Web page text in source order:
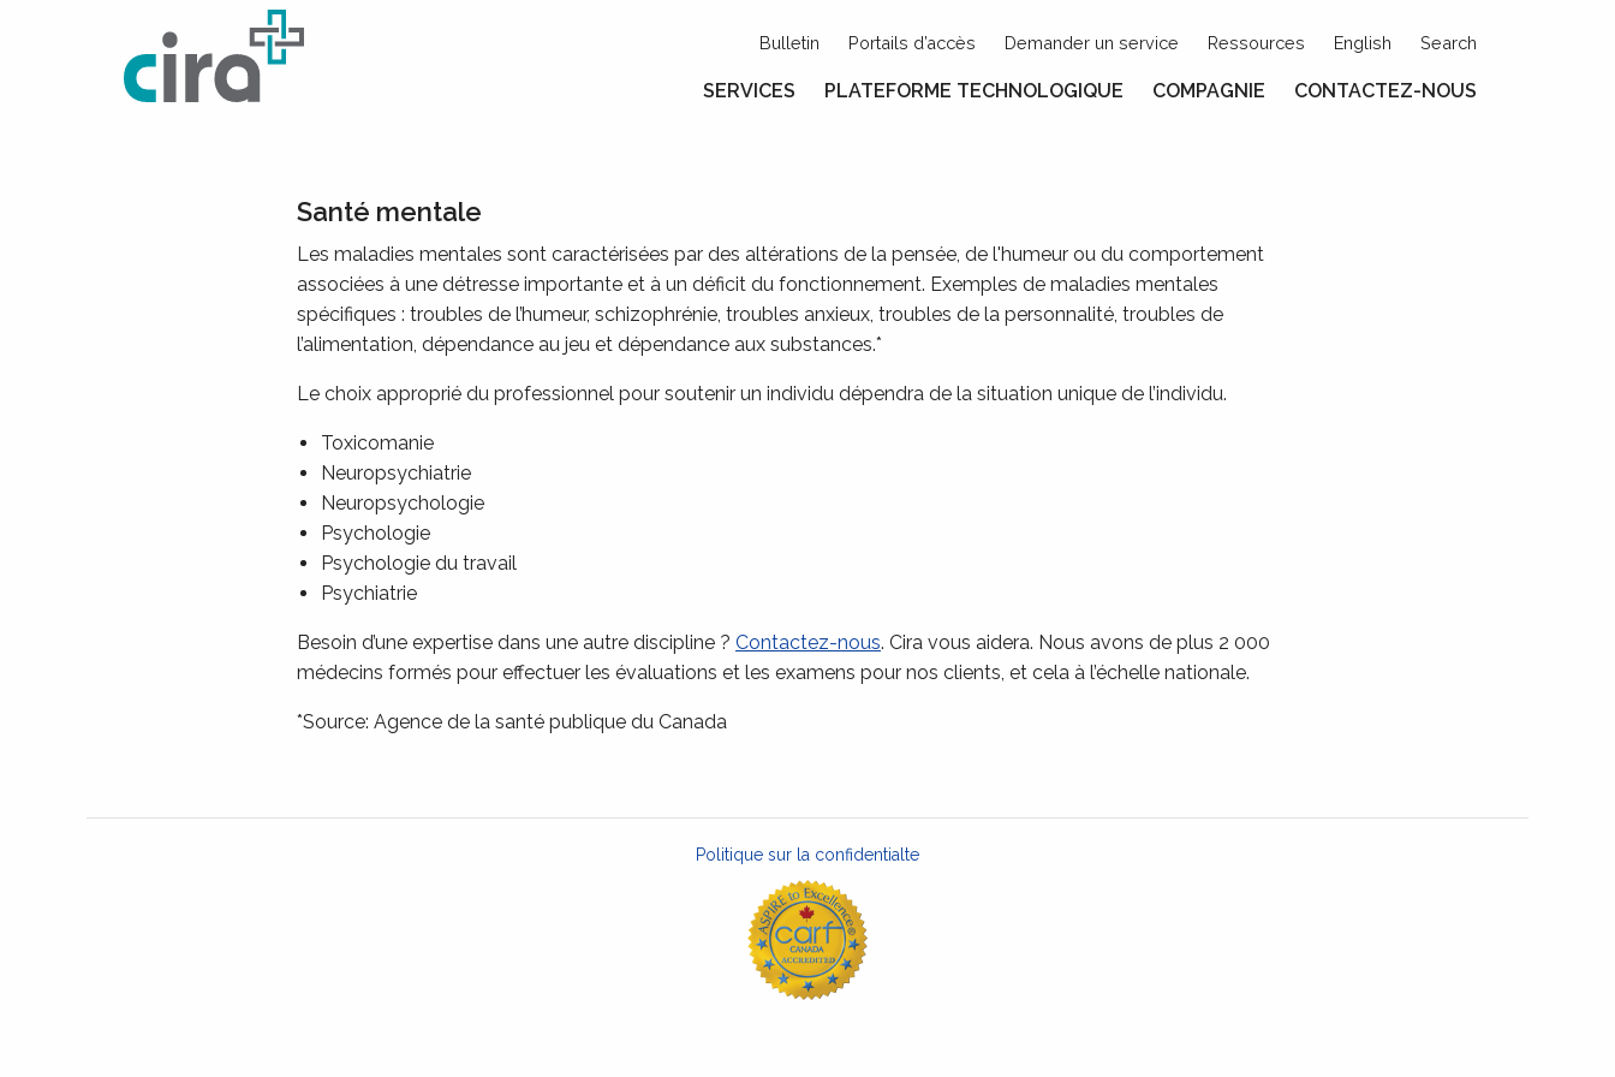
Bulletin Portails d’accès Demander un service Ressources English Search
SERVICES PLATEFORME TECHNOLOGIQUE COMPAGNIE CONTACTEZ-NOUS
Santé mentale
Les maladies mentales sont caractérisées par des altérations de la pensée, de l'humeur ou du comportement
associées à une détresse importante et à un déficit du fonctionnement. Exemples de maladies mentales
spécifiques : troubles de l’humeur, schizophrénie, troubles anxieux, troubles de la personnalité, troubles de
l’alimentation, dépendance au jeu et dépendance aux substances.*
Le choix approprié du professionnel pour soutenir un individu dépendra de la situation unique de l’individu.
Toxicomanie
Neuropsychiatrie
Neuropsychologie
Psychologie
Psychologie du travail
Psychiatrie
Besoin d’une expertise dans une autre discipline ? Contactez-nous. Cira vous aidera. Nous avons de plus 2 000
médecins formés pour effectuer les évaluations et les examens pour nos clients, et cela à l’échelle nationale.
*Source: Agence de la santé publique du Canada
Politique sur la confidentialte